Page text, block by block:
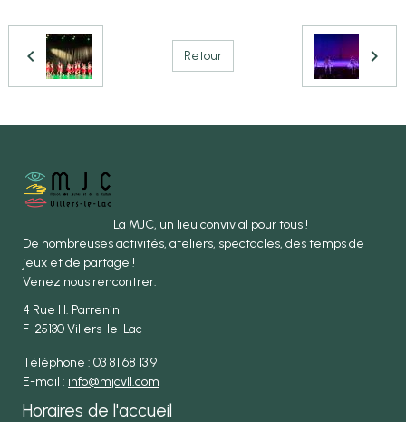
Retour
La MJC, un lieu convivial pour tous !
De nombreuses activités, ateliers, spectacles, des temps de
jeux et de partage !
Venez nous rencontrer.
4 Rue H. Parrenin
F-25130 Villers-le-Lac
Téléphone : 03 81 68 13 91
E-mail : info@mjcvll.com
Horaires de l'accueil